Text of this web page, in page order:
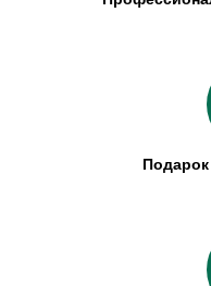
Подарок